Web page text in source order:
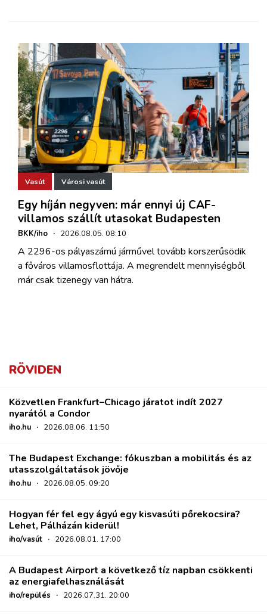
Vasút Városi vasút
Egy híján negyven: már ennyi új CAF-
villamos szállít utasokat Budapesten
BKK/iho · 2026.08.05. 08:10
A 2296-os pályaszámú járművel tovább korszerűsödik
a főváros villamosflottája. A megrendelt mennyiségből
már csak tizenegy van hátra.
RÖVIDEN
Közvetlen Frankfurt–Chicago járatot indít 2027
nyarától a Condor
iho.hu · 2026.08.06. 11:50
The Budapest Exchange: fókuszban a mobilitás és az
utasszolgáltatások jövője
iho.hu · 2026.08.05. 09:20
Hogyan fér fel egy ágyú egy kisvasúti pőrekocsira?
Lehet, Pálházán kiderül!
iho/vasút · 2026.08.01. 17:00
A Budapest Airport a következő tíz napban csökkenti
az energiafelhasználását
iho/repülés · 2026.07.31. 20:00